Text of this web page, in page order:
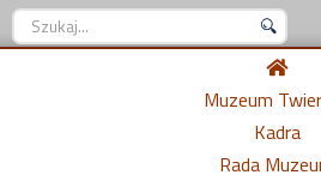
Szukaj...
Muzeum
Kadra
Rada